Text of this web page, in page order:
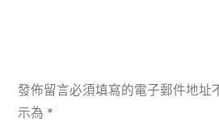
發佈留言必須填寫的電子郵件地址
示為 *